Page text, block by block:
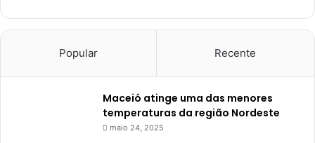
Popular Recente
Maceió atinge uma das menores
temperaturas da região Nordeste
maio 24, 2025